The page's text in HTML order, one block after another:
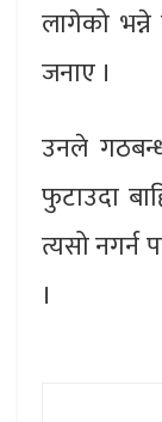
लागेको
जनाए ।
उनले
फुटाउदा
त्यसो नगर्न
।